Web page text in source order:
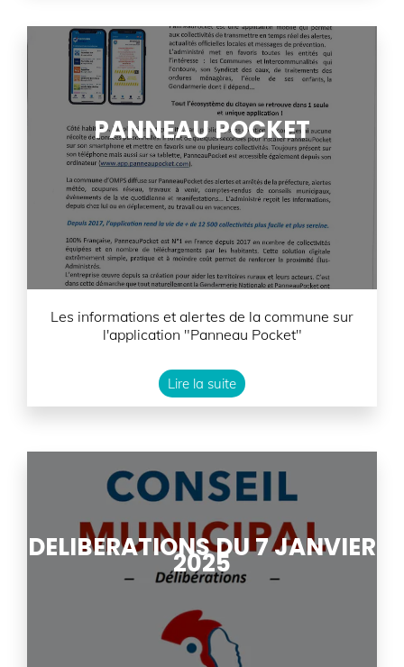
PANNEAU POCKET
Les informations et alertes de la commune sur
l'application "Panneau Pocket"
Lire la suite
DELIBERATIONS DU 7 JANVIER
2025